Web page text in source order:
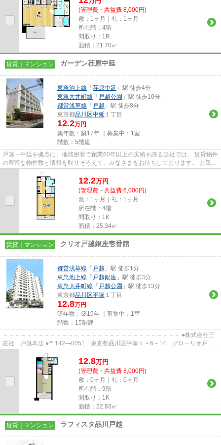
(管理費・共益費 8,000円)
敷：1ヶ月｜礼：1ヶ月
所在階：4階
間取り：1R
面積：21.70㎡
賃貸｜マンション ガーデン荏原中延
東急池上線 「 荏原中延 」駅 徒歩4分
東急大井町線 「 戸越公園 」駅 徒歩10分
都営浅草線 「 戸越 」駅 徒歩8分
東京都品川区中延 １丁目
12.2万円
築年数：築17年 ｜募集中： 1室
階数：5階建
戸越・中延を拠点に、地域密着で創業60年以上の実績を誇る当社では、 賃貸物件
の豊富な物件数と情報を取りそろえて、みなさまをお待ちしております。 お気軽
にお問い合わせください。 ...
12.2万円
(管理費・共益費 6,000円)
敷：1ヶ月｜礼：1ヶ月
所在階：4階
間取り：1K
面積：25.34㎡
賃貸｜マンション クリオ戸越銀座壱番館
都営浅草線 「 戸越 」駅 徒歩1分
東急池上線 「 戸越銀座 」駅 徒歩3分
東急大井町線 「 戸越公園 」駅 徒歩13分
東京都品川区平塚 １丁目
12.8万円
築年数：築19年 ｜募集中： 1室
階数：15階建
－－－－－－－－－－－－－－－－－－－－－－－－－－－－－－ ●株式会社三
友社 戸越本店 ●〒142―0051 東京都品川区平塚１－6－14 グローリオ戸越
銀座1階 ●TEL：03-3783-1218...
12.8万円
(管理費・共益費 8,000円)
敷：0ヶ月｜礼：0ヶ月
所在階：9階
間取り：1K
面積：22.83㎡
賃貸｜マンション ラフィスタ品川戸越